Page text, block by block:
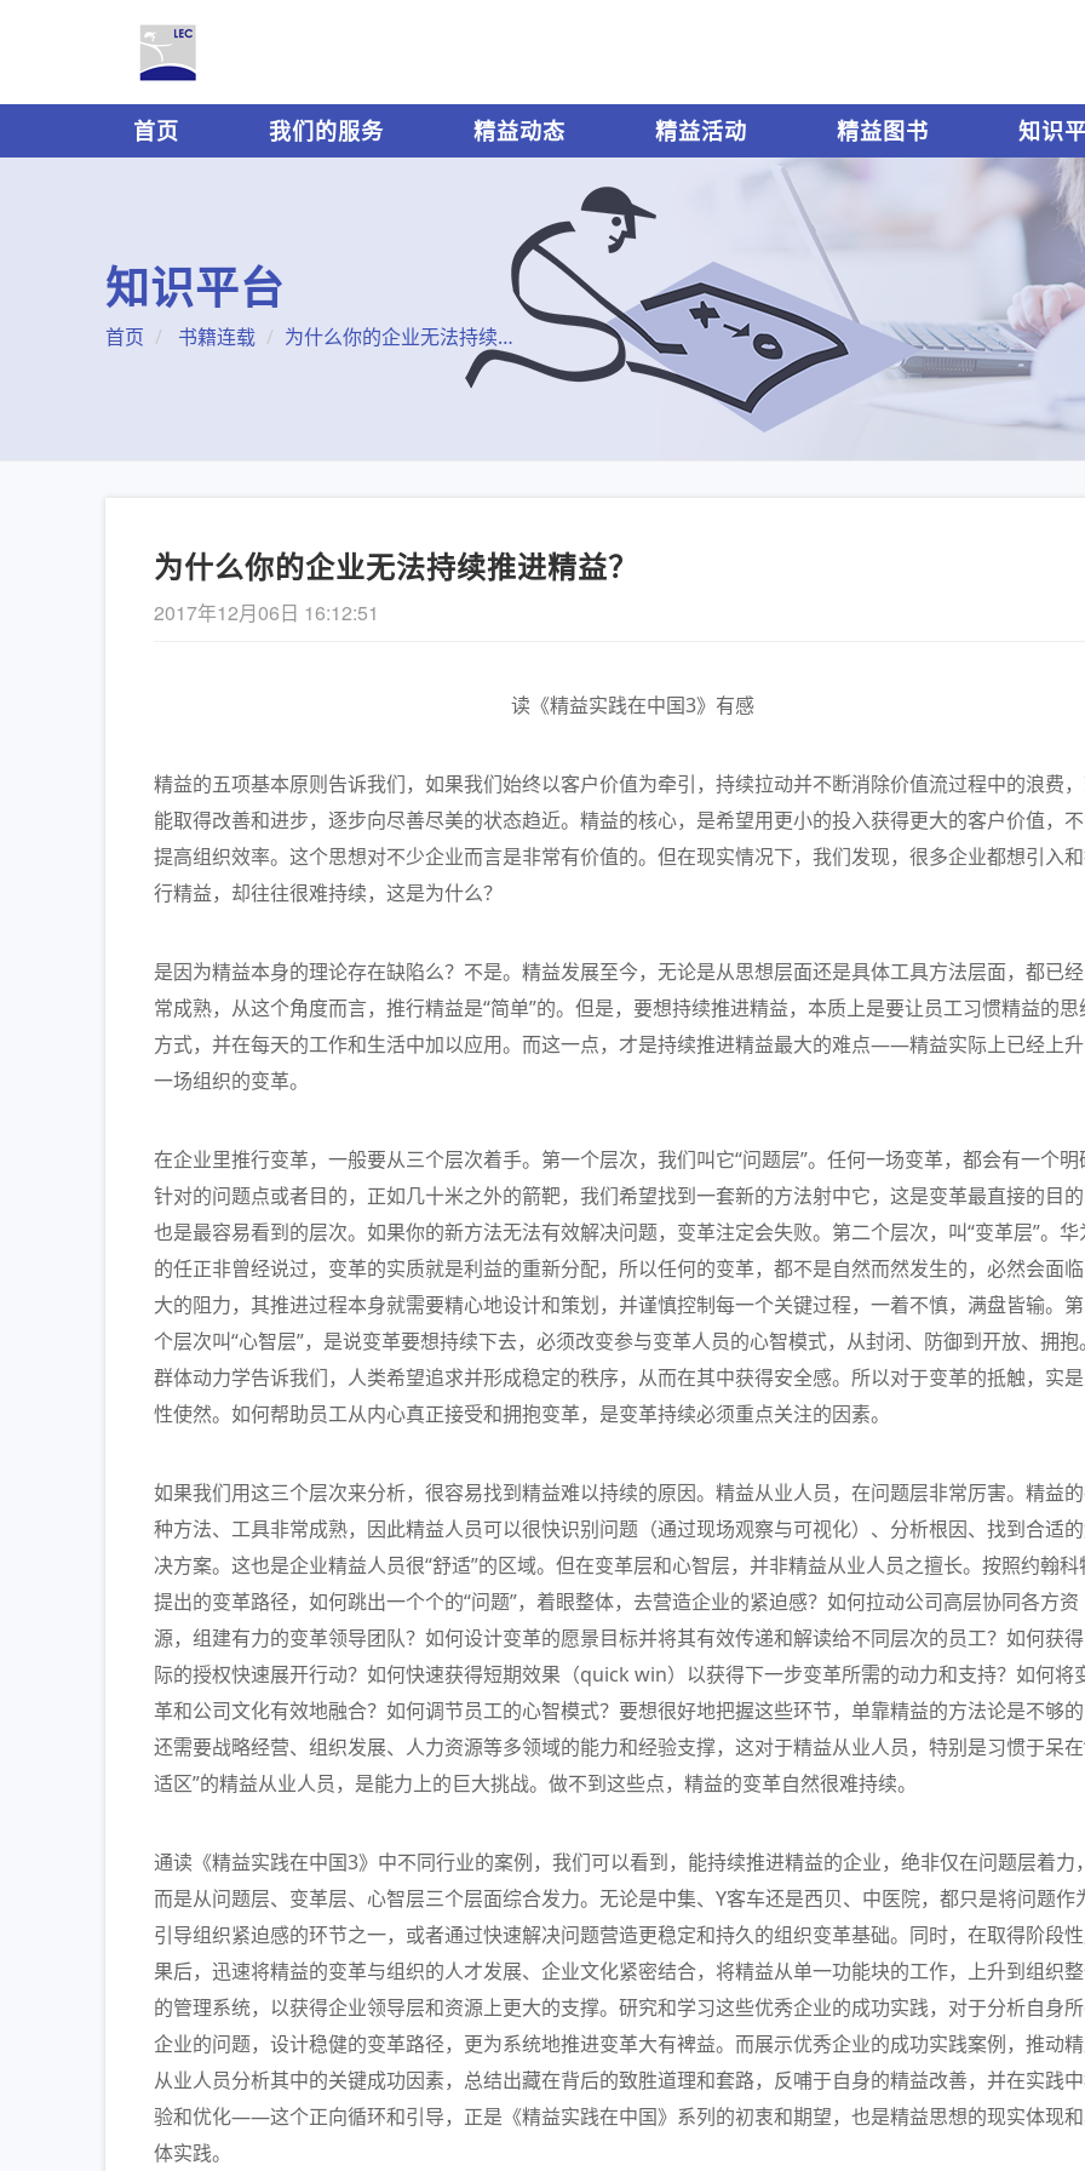
首页 我们的服务 精益动态 精益活动 精益图书 知识
知识平台
首页 书籍连载 为什么你的企业无法持续推进精益？
为什么你的企业无法持续推进精益？
2017年12月06日 16:12:51
读《精益实践在中国3》有感
精益的五项基本原则告诉我们，如果我们始终以客户价值为牵引，持续拉动并不断消除价值流过程中的浪费
能取得改善和进步，逐步向尽善尽美的状态趋近。精益的核心，是希望用更小的投入获得更大的客户价值，
提高组织效率。这个思想对不少企业而言是非常有价值的。但在现实情况下，我们发现，很多企业都想引入
行精益，却往往很难持续，这是为什么？
是因为精益本身的理论存在缺陷么？不是。精益发展至今，无论是从思想层面还是具体工具方法层面，都已
常成熟，从这个角度而言，推行精益是“简单”的。但是，要想持续推进精益，本质上是要让员工习惯精益的思
方式，并在每天的工作和生活中加以应用。而这一点，才是持续推进精益最大的难点——精益实际上已经上
一场组织的变革。
在企业里推行变革，一般要从三个层次着手。第一个层次，我们叫它“问题层”。任何一场变革，都会有一个明
针对的问题点或者目的，正如几十米之外的箭靶，我们希望找到一套新的方法射中它，这是变革最直接的目的
也是最容易看到的层次。如果你的新方法无法有效解决问题，变革注定会失败。第二个层次，叫“变革层”。华
的任正非曾经说过，变革的实质就是利益的重新分配，所以任何的变革，都不是自然而然发生的，必然会面
大的阻力，其推进过程本身就需要精心地设计和策划，并谨慎控制每一个关键过程，一着不慎，满盘皆输。
个层次叫“心智层”，是说变革要想持续下去，必须改变参与变革人员的心智模式，从封闭、防御到开放、拥抱。
群体动力学告诉我们，人类希望追求并形成稳定的秩序，从而在其中获得安全感。所以对于变革的抵触，实
性使然。如何帮助员工从内心真正接受和拥抱变革，是变革持续必须重点关注的因素。
如果我们用这三个层次来分析，很容易找到精益难以持续的原因。精益从业人员，在问题层非常厉害。精益
种方法、工具非常成熟，因此精益人员可以很快识别问题（通过现场观察与可视化）、分析根因、找到合适
决方案。这也是企业精益人员很“舒适”的区域。但在变革层和心智层，并非精益从业人员之擅长。按照约翰科
提出的变革路径，如何跳出一个个的“问题”，着眼整体，去营造企业的紧迫感？如何拉动公司高层协同各方资
源，组建有力的变革领导团队？如何设计变革的愿景目标并将其有效传递和解读给不同层次的员工？如何获
际的授权快速展开行动？如何快速获得短期效果（quick win）以获得下一步变革所需的动力和支持？如何将
革和公司文化有效地融合？如何调节员工的心智模式？要想很好地把握这些环节，单靠精益的方法论是不够的
还需要战略经营、组织发展、人力资源等多领域的能力和经验支撑，这对于精益从业人员，特别是习惯于呆
适区”的精益从业人员，是能力上的巨大挑战。做不到这些点，精益的变革自然很难持续。
通读《精益实践在中国3》中不同行业的案例，我们可以看到，能持续推进精益的企业，绝非仅在问题层着力，
而是从问题层、变革层、心智层三个层面综合发力。无论是中集、Y客车还是西贝、中医院，都只是将问题作
引导组织紧迫感的环节之一，或者通过快速解决问题营造更稳定和持久的组织变革基础。同时，在取得阶段
果后，迅速将精益的变革与组织的人才发展、企业文化紧密结合，将精益从单一功能块的工作，上升到组织
的管理系统，以获得企业领导层和资源上更大的支撑。研究和学习这些优秀企业的成功实践，对于分析自身
企业的问题，设计稳健的变革路径，更为系统地推进变革大有裨益。而展示优秀企业的成功实践案例，推动
从业人员分析其中的关键成功因素，总结出藏在背后的致胜道理和套路，反哺于自身的精益改善，并在实践
验和优化——这个正向循环和引导，正是《精益实践在中国》系列的初衷和期望，也是精益思想的现实体现
体实践。
《长安的荔枝》– 精益管理
的解读
【新书推荐】丰田模式的14
项管理原则
精益管理的
“看板”体系